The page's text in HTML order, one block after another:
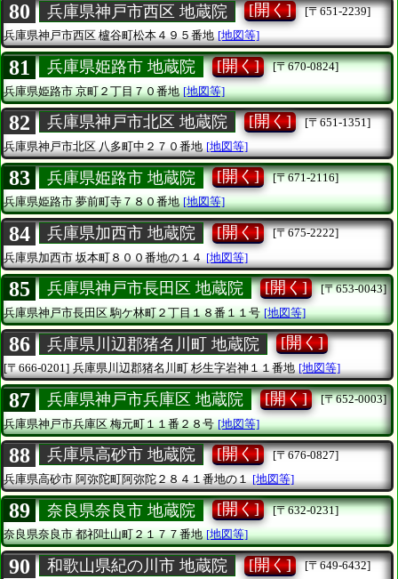
80 兵庫県神戸市西区 地蔵院 [開く]
[〒651-2239]
兵庫県神戸市西区櫨谷町松本４９５番地 [地図等]
81 兵庫県姫路市 地蔵院 [開く]
[〒670-0824]
兵庫県姫路市京町２丁目７０番地 [地図等]
82 兵庫県神戸市北区 地蔵院 [開く]
[〒651-1351]
兵庫県神戸市北区 八多町中２７０番地 [地図等]
83 兵庫県姫路市 地蔵院 [開く]
[〒671-2116]
兵庫県姫路市夢前町寺７８０番地 [地図等]
84 兵庫県加西市 地蔵院 [開く]
[〒675-2222]
兵庫県加西市 坂本町８００番地の１４ [地図等]
85 兵庫県神戸市長田区 地蔵院 [開く]
[〒653-0043]
兵庫県神戸市長田区駒ケ林町２丁目１８番１１号 [地図等]
86 兵庫県川辺郡猪名川町 地蔵院 [開く]
[〒666-0201] 兵庫県川辺郡猪名川町杉生字岩神１１番地 [地図等]
87 兵庫県神戸市兵庫区 地蔵院 [開く]
[〒652-0003]
兵庫県神戸市兵庫区梅元町１１番２８号 [地図等]
88 兵庫県高砂市 地蔵院 [開く]
[〒676-0827]
兵庫県高砂市 阿弥陀町阿弥陀２８４１番地の１ [地図等]
89 奈良県奈良市 地蔵院 [開く]
[〒632-0231]
奈良県奈良市都祁吐山町２１７７番地 [地図等]
90 和歌山県紀の川市 地蔵院 [開く]
[〒649-6432]